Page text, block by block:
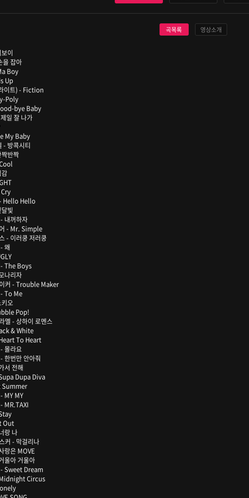
곡목록 영상소개
이
을 잡아
Boy
Up
이트) - Fiction
Poly
bye Baby
일 잘 나가
My Baby
- 방콕시티
반짝
Hello Hello
빛
내꺼하자
- Mr. Simple
- 이러쿵 저러쿵
왜
The Boys
나리자
커 - Trouble Maker
To Me
오
Pop!
멜 - 상하이 로멘스
& White
To Heart
몰라요
한번만 안아줘
서 전해
Dupa Diva
Summer
MY MY
MR.TAXI
Out
랑 나
커 - 막걸리나
랑은 MOVE
울아 거울아
Sweet Dream
Circus